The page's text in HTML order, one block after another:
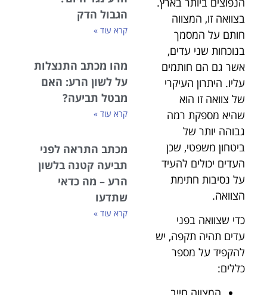
בצוואה זו, המצווה
חותם על המסמך
בנוכחות שני עדים,
אשר גם הם חותמים
עליו. היתרון העיקרי
של צוואה זו הוא
שהיא מספקת רמה
גבוהה יותר של
ביטחון משפטי, שכן
העדים יכולים להעיד
על נסיבות חתימת
הצוואה.
כדי שצוואה בפני
עדים תהיה תקפה, יש
להקפיד על מספר
כללים:
הגבול הדק
קרא עוד »
מהו מכתב התנצלות
על לשון הרע: האם
מבטל תביעה?
קרא עוד »
מכתב התראה לפני
תביעה קטנה בלשון
הרע – מה כדאי
שתדעו
קרא עוד »